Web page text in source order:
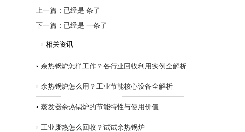
上一篇：已经是 条了
下一篇：已经是 一条了
相关资讯
余热锅炉怎样工作？各行业回收利用实例全解析
余热锅炉怎么用？工业节能核心设备全解析
蒸发器余热锅炉的节能特性与使用价值
工业废热怎么回收？试试余热锅炉